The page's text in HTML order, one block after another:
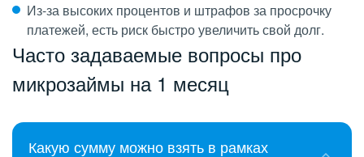
Из-за высоких процентов и штрафов за просрочку
платежей, есть риск быстро увеличить свой долг.
Часто задаваемые вопросы про
микрозаймы на 1 месяц
Какую сумму можно взять в рамках